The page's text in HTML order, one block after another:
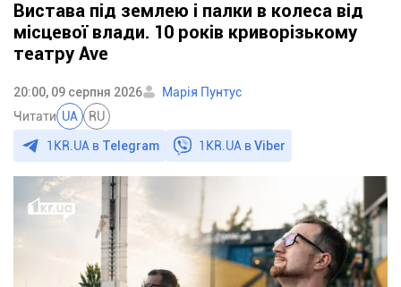
Вистава під землею і палки в колеса від
місцевої влади. 10 років криворізькому
театру Ave
20:00, 09 серпня 2026
Марія Пунтус
Читати UA RU
1KR.UA в Telegram 1KR.UA вViber